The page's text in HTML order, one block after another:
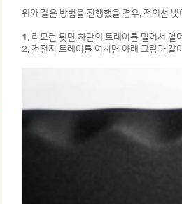
위와 같은 방법을 진행했을 경우, 적외선
1. 리모컨 뒷면 하단의 트레이를 밀어서 열
2. 건전지 트레이를 여시면 아래 그림과 같